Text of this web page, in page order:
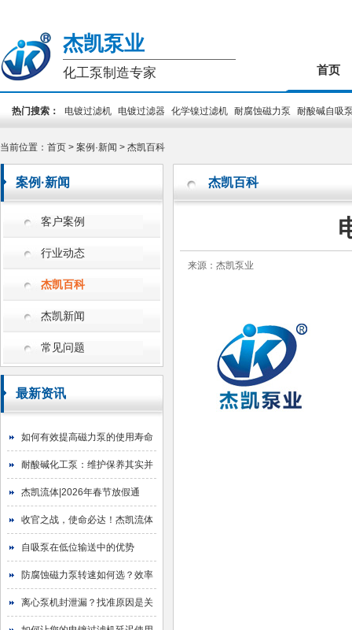
杰凯泵业
化工泵制造专家 首页
热门搜索： 电镀过滤机 电镀过滤器 化学镍过滤机 耐腐蚀磁力泵
耐酸碱自吸
当前位置： 首页 > 案例·新闻 > 杰凯百科
案例·新闻
客户案例
行业动态
杰凯百科
杰凯新闻
常见问题
最新资讯
如何有效提高磁力泵的使用寿命
耐酸碱化工泵：维护保养其实并
不难
杰凯流体|2026年春节放假通
知！
收官之战，使命必达！杰凯流体
2025年目标圆满达成
自吸泵在低位输送中的优势
防腐蚀磁力泵转速如何选？效率
与寿命的平衡艺术
离心泵机封泄漏？找准原因是关
杰凯百科
来源：杰凯泵业